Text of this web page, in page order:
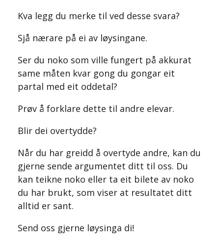
Kva legg du merke til ved desse svara?
Sjå nærare på ei av løysingane.
Ser du noko som ville fungert på akkurat
same måten kvar gong du gongar eit
partal med eit oddetal?
Prøv å forklare dette til andre elevar.
Blir dei overtydde?
Når du har greidd å overtyde andre, kan du
gjerne sende argumentet ditt til oss. Du
kan teikne noko eller ta eit bilete av noko
du har brukt, som viser at resultatet ditt
alltid er sant.
Send oss gjerne løysinga di!